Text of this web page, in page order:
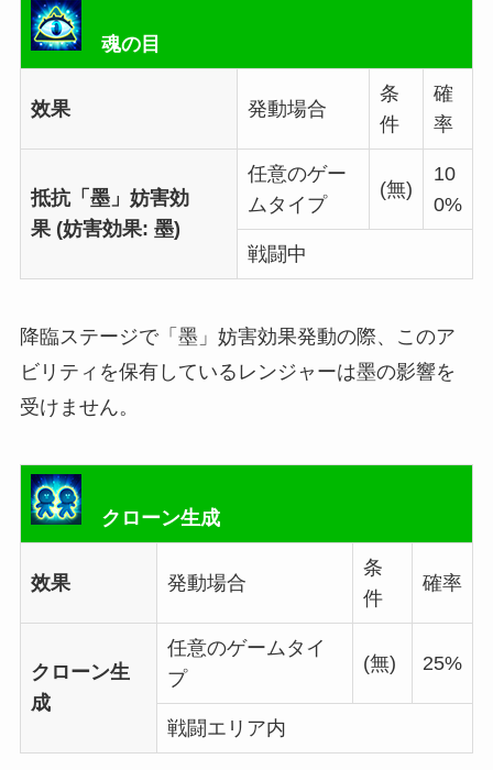
魂の目
效果 発動場合
条
件
確
率
抵抗「墨」妨害効
果 (妨害効果: 墨)
任意のゲー
ムタイプ
(無)
10
0%
戦闘中
降臨ステージで「墨」妨害効果発動の際、このア
ビリティを保有しているレンジャーは墨の影響を
受けません。
クローン生成
效果 発動場合
条
件
確率
クローン生
成
任意のゲームタイ
プ
(無) 25%
戦闘エリア内